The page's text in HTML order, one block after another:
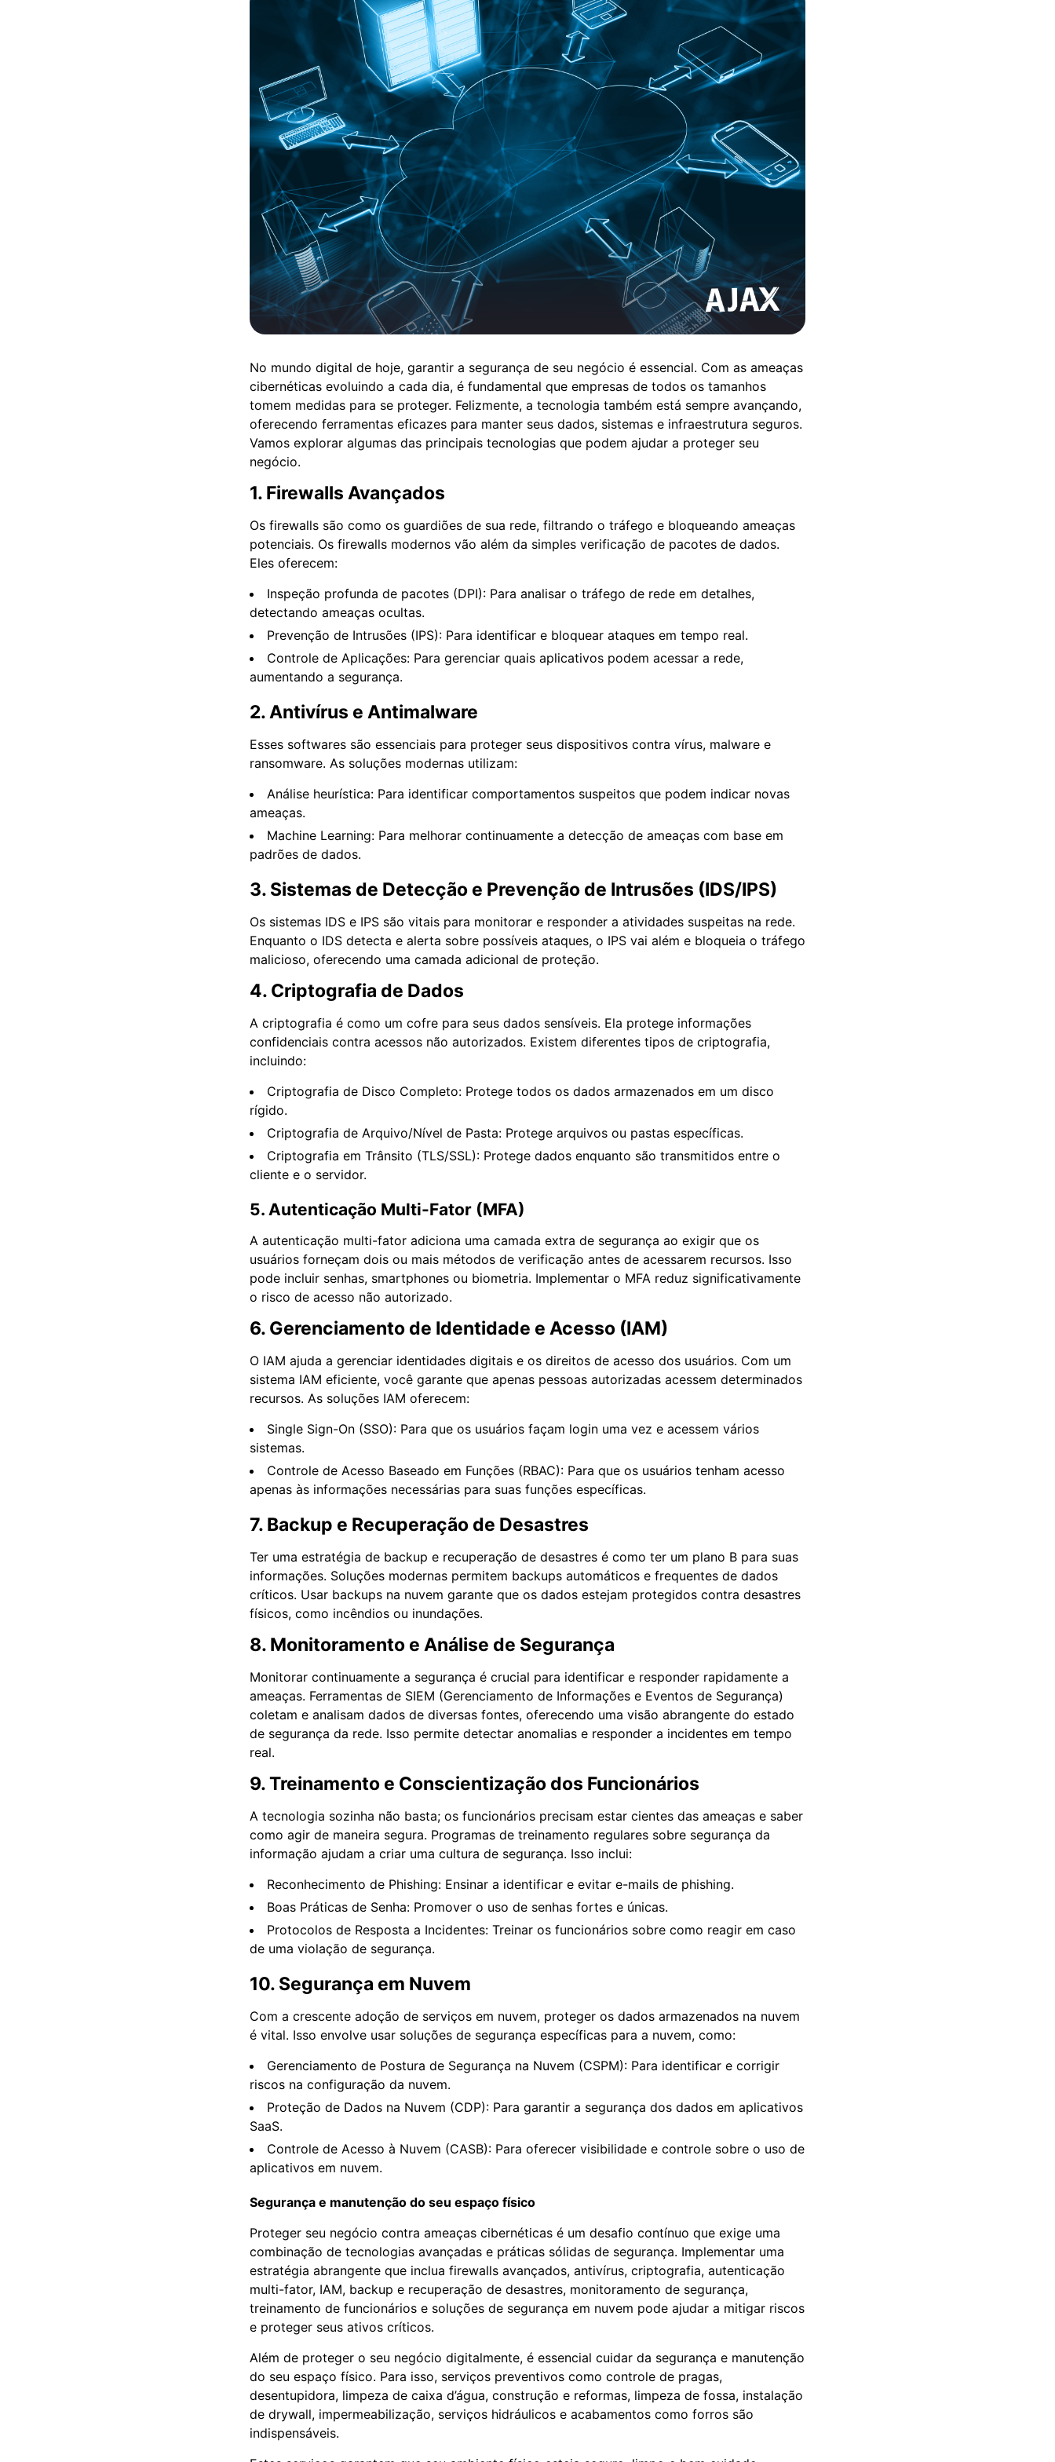
No mundo digital de hoje, garantir a segurança de seu negócio é essencial. Com as ameaças
cibernéticas evoluindo a cada dia, é fundamental que empresas de todos os tamanhos
tomem medidas para se proteger. Felizmente, a tecnologia também está sempre avançando,
oferecendo ferramentas eficazes para manter seus dados, sistemas e infraestrutura seguros.
Vamos explorar algumas das principais tecnologias que podem ajudar a proteger seu
negócio.
1. Firewalls Avançados
Os firewalls são como os guardiões de sua rede, filtrando o tráfego e bloqueando ameaças
potenciais. Os firewalls modernos vão além da simples verificação de pacotes de dados.
Eles oferecem:
Inspeção profunda de pacotes (DPI): Para analisar o tráfego de rede em detalhes,
detectando ameaças ocultas.
Prevenção de Intrusões (IPS): Para identificar e bloquear ataques em tempo real.
Controle de Aplicações: Para gerenciar quais aplicativos podem acessar a rede,
aumentando a segurança.
2. Antivírus e Antimalware
Esses softwares são essenciais para proteger seus dispositivos contra vírus, malware e
ransomware. As soluções modernas utilizam:
Análise heurística: Para identificar comportamentos suspeitos que podem indicar novas
ameaças.
Machine Learning: Para melhorar continuamente a detecção de ameaças com base em
padrões de dados.
3. Sistemas de Detecção e Prevenção de Intrusões (IDS/IPS)
Os sistemas IDS e IPS são vitais para monitorar e responder a atividades suspeitas na rede.
Enquanto o IDS detecta e alerta sobre possíveis ataques, o IPS vai além e bloqueia o tráfego
malicioso, oferecendo uma camada adicional de proteção.
4. Criptografia de Dados
A criptografia é como um cofre para seus dados sensíveis. Ela protege informações
confidenciais contra acessos não autorizados. Existem diferentes tipos de criptografia,
incluindo:
Criptografia de Disco Completo: Protege todos os dados armazenados em um disco
rígido.
Criptografia de Arquivo/Nível de Pasta: Protege arquivos ou pastas específicas.
Criptografia em Trânsito (TLS/SSL): Protege dados enquanto são transmitidos entre o
cliente e o servidor.
5. Autenticação Multi-Fator (MFA)
A autenticação multi-fator adiciona uma camada extra de segurança ao exigir que os
usuários forneçam dois ou mais métodos de verificação antes de acessarem recursos. Isso
pode incluir senhas, smartphones ou biometria. Implementar o MFA reduz significativamente
o risco de acesso não autorizado.
6. Gerenciamento de Identidade e Acesso (IAM)
O IAM ajuda a gerenciar identidades digitais e os direitos de acesso dos usuários. Com um
sistema IAM eficiente, você garante que apenas pessoas autorizadas acessem determinados
recursos. As soluções IAM oferecem:
Single Sign-On (SSO): Para que os usuários façam login uma vez e acessem vários
sistemas.
Controle de Acesso Baseado em Funções (RBAC): Para que os usuários tenham acesso
apenas às informações necessárias para suas funções específicas.
7. Backup e Recuperação de Desastres
Ter uma estratégia de backup e recuperação de desastres é como ter um plano B para suas
informações. Soluções modernas permitem backups automáticos e frequentes de dados
críticos. Usar backups na nuvem garante que os dados estejam protegidos contra desastres
físicos, como incêndios ou inundações.
8. Monitoramento e Análise de Segurança
Monitorar continuamente a segurança é crucial para identificar e responder rapidamente a
ameaças. Ferramentas de SIEM (Gerenciamento de Informações e Eventos de Segurança)
coletam e analisam dados de diversas fontes, oferecendo uma visão abrangente do estado
de segurança da rede. Isso permite detectar anomalias e responder a incidentes em tempo
real.
9. Treinamento e Conscientização dos Funcionários
A tecnologia sozinha não basta; os funcionários precisam estar cientes das ameaças e saber
como agir de maneira segura. Programas de treinamento regulares sobre segurança da
informação ajudam a criar uma cultura de segurança. Isso inclui:
Reconhecimento de Phishing: Ensinar a identificar e evitar e-mails de phishing.
Boas Práticas de Senha: Promover o uso de senhas fortes e únicas.
Protocolos de Resposta a Incidentes: Treinar os funcionários sobre como reagir em caso
de uma violação de segurança.
10. Segurança em Nuvem
Com a crescente adoção de serviços em nuvem, proteger os dados armazenados na nuvem
é vital. Isso envolve usar soluções de segurança específicas para a nuvem, como:
Gerenciamento de Postura de Segurança na Nuvem (CSPM): Para identificar e corrigir
riscos na configuração da nuvem.
Proteção de Dados na Nuvem (CDP): Para garantir a segurança dos dados em aplicativos
SaaS.
Controle de Acesso à Nuvem (CASB): Para oferecer visibilidade e controle sobre o uso de
aplicativos em nuvem.
Segurança e manutenção do seu espaço físico
Proteger seu negócio contra ameaças cibernéticas é um desafio contínuo que exige uma
combinação de tecnologias avançadas e práticas sólidas de segurança. Implementar uma
estratégia abrangente que inclua firewalls avançados, antivírus, criptografia, autenticação
multi-fator, IAM, backup e recuperação de desastres, monitoramento de segurança,
treinamento de funcionários e soluções de segurança em nuvem pode ajudar a mitigar riscos
e proteger seus ativos críticos.
Além de proteger o seu negócio digitalmente, é essencial cuidar da segurança e manutenção
do seu espaço físico. Para isso, serviços preventivos como controle de pragas,
desentupidora, limpeza de caixa d’água, construção e reformas, limpeza de fossa, instalação
de drywall, impermeabilização, serviços hidráulicos e acabamentos como forros são
indispensáveis.